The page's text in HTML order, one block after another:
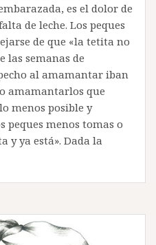
es el dolor de
de leche. Los peques
de que «la tetita no
las semanas de
al amamantar iban
amamantarlos que
menos posible y
peques menos tomas o
y ya está». Dada la